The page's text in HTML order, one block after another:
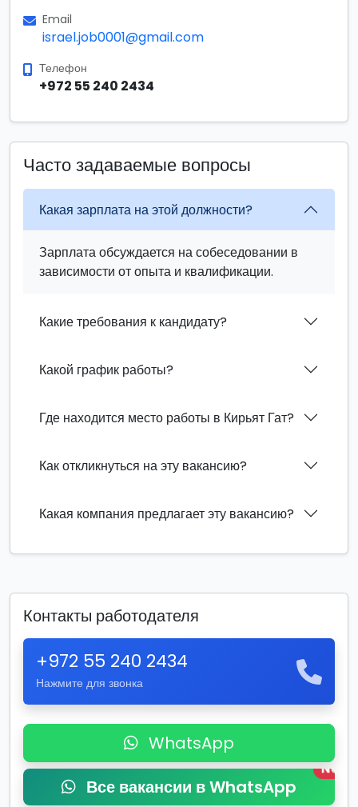
Email
israel.job0001@gmail.com
Телефон
+972 55 240 2434
Часто задаваемые вопросы
Какая зарплата на этой должности?
Зарплата обсуждается на собеседовании в
зависимости от опыта и квалификации.
Какие требования к кандидату?
Какой график работы?
Где находится место работы в Кирьят Гат?
Как откликнуться на эту вакансию?
Какая компания предлагает эту вакансию?
Контакты работодателя
+972 55 240 2434
Нажмите для звонка
WhatsApp
Все вакансии в WhatsApp
New